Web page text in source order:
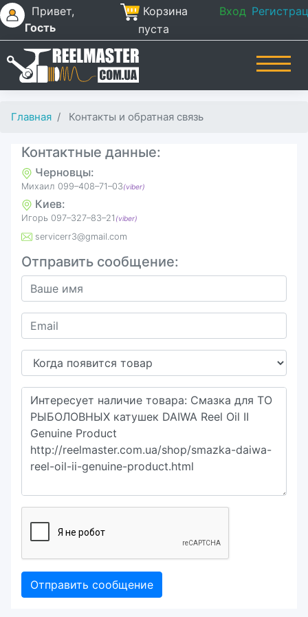
Привет,
Гость
Корзина
пуста
Вход
Главная Контакты и обратная связь
Контактные данные:
Черновцы:
Михаил 099–408–71–03(viber)
Киев:
Игорь ‎097–327–83–21 (viber)
servicerr3@gmail.com
Отправить сообщение:
Отправить сообщение